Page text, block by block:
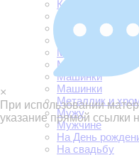
Композиции с
Корги и мопсики
Корзинки
Коробки с
Малышам
Маме
Машинки
Машинки
Металлик и
Мужу
Мужчине
На День
На свадьбу
×
При использовании
указание прямой ссылки